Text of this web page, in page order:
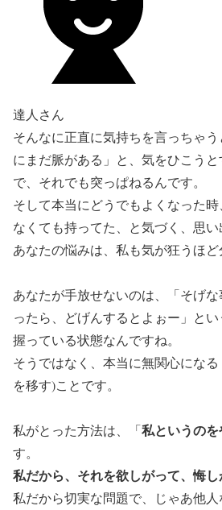
達人さん
そんなに正直に気持ちを言っちゃ
にまだ脈がある」と、気をひこう
で、それでも突っぱねるんです。
そして本当にどうでもよくなった
なくても持ってた、と気づく、思い
あなたの悩みは、私も気が狂うほど
あなたが手放せないのは、「そげ
ったら、どげんするとよぉー」と
握っている状態なんですね。
そうではなく、本当に無関心にな
を移す)ことです。
私がとった方法は、「私というの
す。
私だから、それを欲しがって、悔し
私だから切実な問題で、じゃあ他